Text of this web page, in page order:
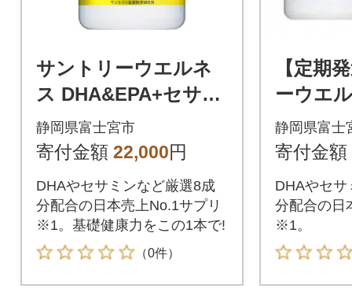
サントリーウエルネ
ス DHA&EPA+セサミ
ンEX 120粒 (約30日
分)
静岡県富士宮市
寄付金額 22,000円
DHAやセサミンなど厳選8成
分配合の日本売上No.1サプリ
※1。基礎健康力をこの1本で!
（0件）
【定期
ーウエ
PA+セ
粒(約60
静岡県富士
寄付金額
DHAやセサ
分配合の日
※1。